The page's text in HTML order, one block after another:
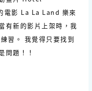
電影 La La Land 樂來
有新的影片上架時，我
習。 我覺得只要找到
問題！！